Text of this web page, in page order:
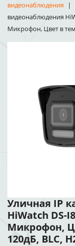
видеонаблюдения
видеонаблюдения
Микрофон, Цвет в
Уличная IP
HiWatch DS-
Микрофон,
120дБ, BLC,